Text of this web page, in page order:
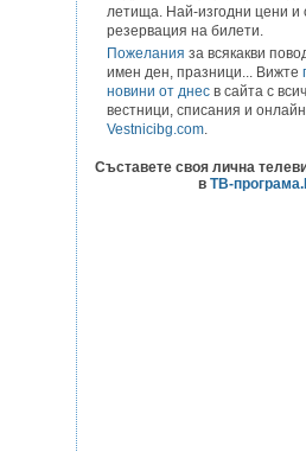
летища. Най-изгодни цени и
резервация на билети.
Пожелания за всякакви
имен ден, празници... Вижте
новини от днес в сайта с
вестници, списания и
Vestnicibg.com.
Съставете своя лична
в ТВ-